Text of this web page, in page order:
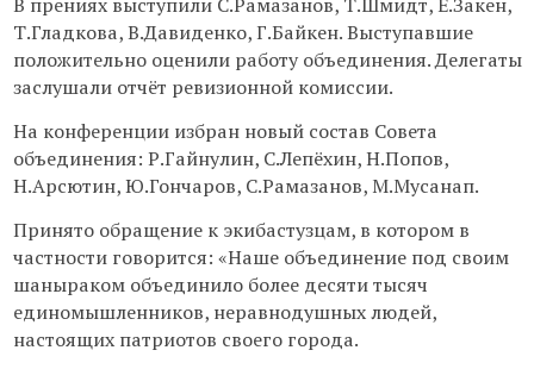
Т.Гладкова, В.Давиденко, Г.Байкен. Выступавшие
положительно оценили работу объединения. Делегаты
заслушали отчёт ревизионной комиссии.
На конференции избран новый состав Совета
объединения: Р.Гайнулин, С.Лепёхин, Н.Попов,
Н.Арсютин, Ю.Гончаров, С.Рамазанов, М.Мусанап.
Принято обращение к экибастузцам, в котором в
частности говорится: «Наше объединение под своим
шаныраком объединило более десяти тысяч
единомышленников, неравнодушных людей,
настоящих патриотов своего города.